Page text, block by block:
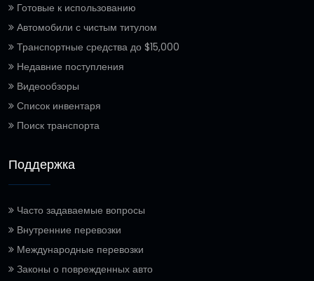
Готовые к использованию
Автомобили с чистым титулом
Транспортные средства до $15,000
Недавние поступления
Видеообзоры
Список инвентаря
Поиск транспорта
Поддержка
Часто задаваемые вопросы
Внутренние перевозки
Международные перевозки
Законы о поврежденных авто